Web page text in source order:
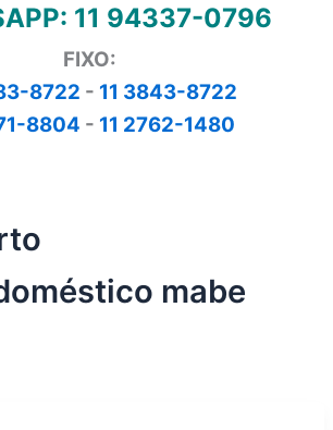
11 94337-0796
FIXO:
8722 - 11 3843-8722
8804 - 11 2762-1480
mabe